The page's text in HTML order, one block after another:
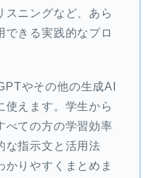
スニングなど、あら
できる実践的なプロ
やその他の生成AI
使えます。学生から
べての方の学習効率
な指示文と活用法
かりやすくまとめま